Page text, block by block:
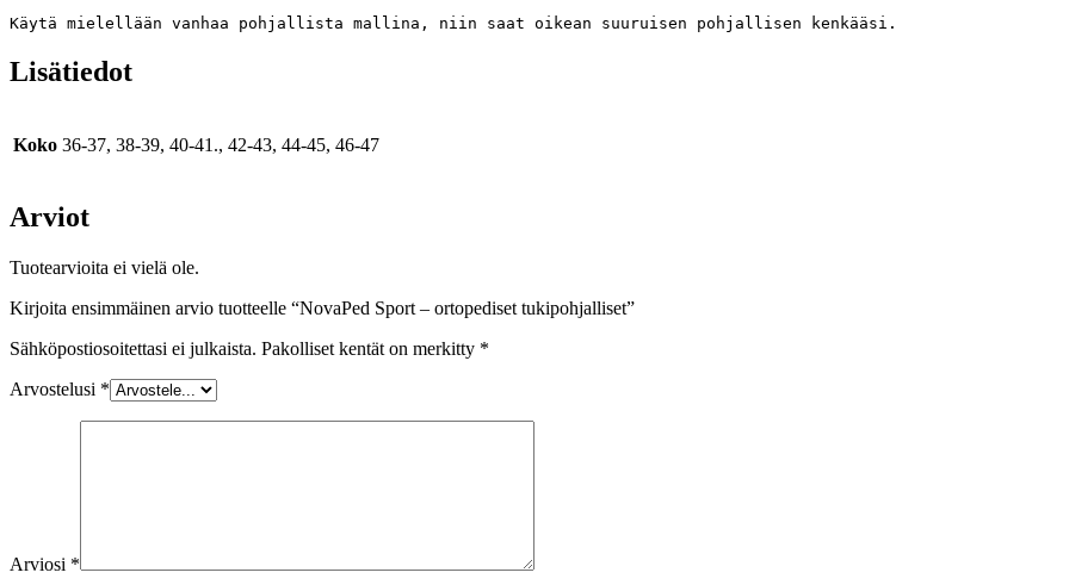
Käytä mielellään vanhaa pohjallista mallina, niin saat oikean suuruisen pohjallisen kenkääsi.
Lisätiedot
Koko 36-37, 38-39, 40-41., 42-43, 44-45, 46-47
Arviot
Tuotearvioita ei vielä ole.
Kirjoita ensimmäinen arvio tuotteelle “NovaPed Sport – ortopediset tukipohjalliset”
Sähköpostiosoitettasi ei julkaista. Pakolliset kentät on merkitty *
Arvostelusi *
Arviosi *